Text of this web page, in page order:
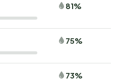
81%
75%
73%